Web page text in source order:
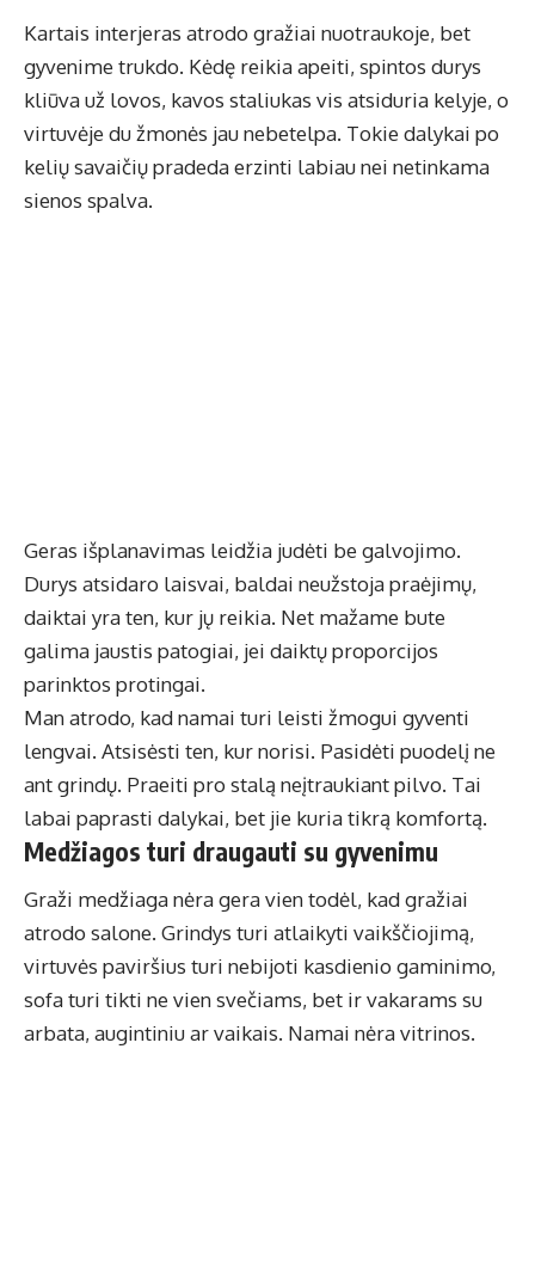
Kartais interjeras atrodo gražiai nuotraukoje, bet
gyvenime trukdo. Kėdę reikia apeiti, spintos durys
kliūva už lovos, kavos staliukas vis atsiduria kelyje, o
virtuvėje du žmonės jau nebetelpa. Tokie dalykai po
kelių savaičių pradeda erzinti labiau nei netinkama
sienos spalva.
Geras išplanavimas leidžia judėti be galvojimo.
Durys atsidaro laisvai, baldai neužstoja praėjimų,
daiktai yra ten, kur jų reikia. Net mažame bute
galima jaustis patogiai, jei daiktų proporcijos
parinktos protingai.
Man atrodo, kad namai turi leisti žmogui gyventi
lengvai. Atsisėsti ten, kur norisi. Pasidėti puodelį ne
ant grindų. Praeiti pro stalą neįtraukiant pilvo. Tai
labai paprasti dalykai, bet jie kuria tikrą komfortą.
Medžiagos turi draugauti su gyvenimu
Graži medžiaga nėra gera vien todėl, kad gražiai
atrodo salone. Grindys turi atlaikyti vaikščiojimą,
virtuvės paviršius turi nebijoti kasdienio gaminimo,
sofa turi tikti ne vien svečiams, bet ir vakarams su
arbata, augintiniu ar vaikais. Namai nėra vitrinos.